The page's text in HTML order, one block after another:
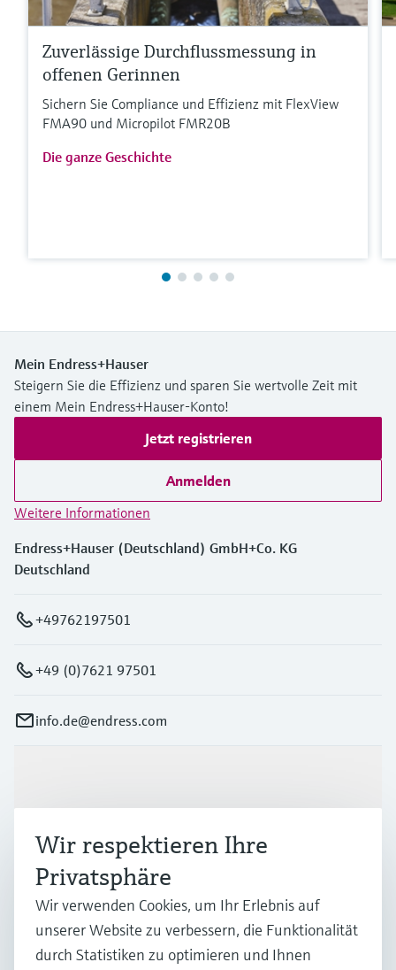
Zuverlässige Durchflussmessung in
offenen Gerinnen
Sichern Sie Compliance und Effizienz mit FlexView
FMA90 und Micropilot FMR20B
Die ganze Geschichte
Mein Endress+Hauser
Steigern Sie die Effizienz und sparen Sie wertvolle Zeit mit
einem Mein Endress+Hauser-Konto!
Jetzt registrieren
Anmelden
Weitere Informationen
Endress+Hauser (Deutschland) GmbH+Co. KG
Deutschland
+49762197501
+49 (0)7621 97501
info.de@endress.com
Branchen
Support
Wir respektieren Ihre
Privatsphäre
Wir verwenden Cookies, um Ihr Erlebnis auf
unserer Website zu verbessern, die Funktionalität
durch Statistiken zu optimieren und Ihnen